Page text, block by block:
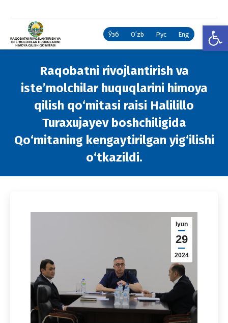
Ўзб Oʻzb Рус Eng
Raqobatni rivojlantirish va
iste’molchilar huquqlarini himoya
qilish qo‘mitasi raisi Halilillo
Turaxujayev boshchiligida
Qo‘mitaning kengaytirilgan yig‘ilishi
o‘tkazildi.
Iyun
29
2024